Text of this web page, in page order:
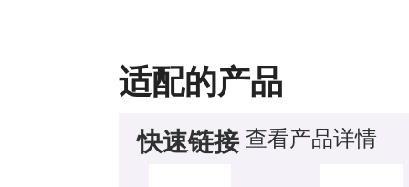
适配的产品
快速链接 查看产品详情